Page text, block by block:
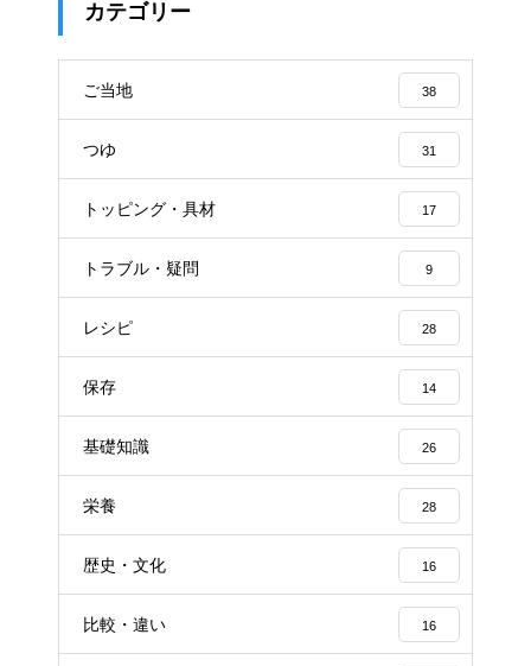
カテゴリー
ご当地 38
つゆ 31
トッピング・具材 17
トラブル・疑問 9
レシピ 28
保存 14
基礎知識 26
栄養 28
歴史・文化 16
比較・違い 16